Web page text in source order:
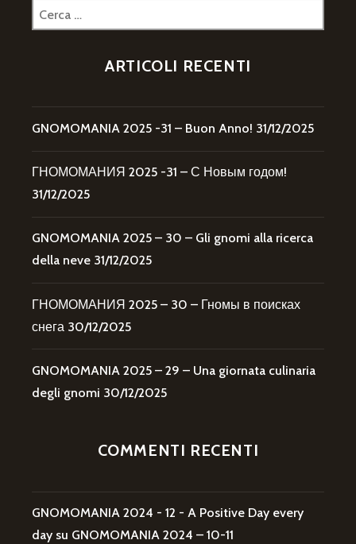
Ricerca
per:
ARTICOLI RECENTI
GNOMOMANIA 2025 -31 – Buon Anno! 31/12/2025
ГНОМОМАНИЯ 2025 -31 – С Новым годом!
31/12/2025
GNOMOMANIA 2025 – 30 – Gli gnomi alla ricerca
della neve 31/12/2025
ГНОМОМАНИЯ 2025 – 30 – Гномы в поисках
снега 30/12/2025
GNOMOMANIA 2025 – 29 – Una giornata culinaria
degli gnomi 30/12/2025
COMMENTI RECENTI
GNOMOMANIA 2024 - 12 - A Positive Day every
day su GNOMOMANIA 2024 – 10-11